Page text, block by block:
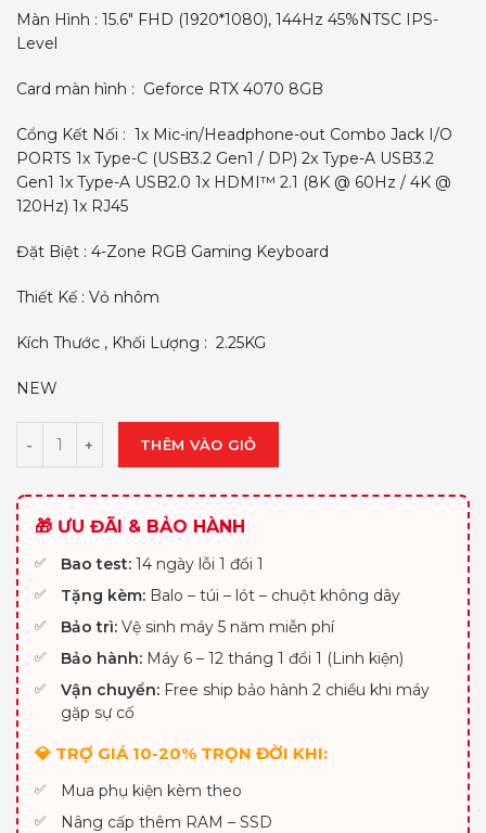
Màn Hình : 15.6″ FHD (1920*1080), 144Hz 45%NTSC IPS-
Level
Card màn hình : Geforce RTX 4070 8GB
Cổng Kết Nối : 1x Mic-in/Headphone-out Combo Jack I/O
PORTS 1x Type-C (USB3.2 Gen1 / DP) 2x Type-A USB3.2
Gen1 1x Type-A USB2.0 1x HDMI™ 2.1 (8K @ 60Hz / 4K @
120Hz) 1x RJ45
Đặt Biệt : 4-Zone RGB Gaming Keyboard
Thiết Kế : Vỏ nhôm
Kích Thước , Khối Lượng : 2.25KG
NEW
THÊM VÀO GIỎ
🎁 ƯU ĐÃI & BẢO HÀNH
Bao test: 14 ngày lỗi 1 đổi 1
Tặng kèm: Balo – túi – lót – chuột không dây
Bảo trì: Vệ sinh máy 5 năm miễn phí
Bảo hành: Máy 6 – 12 tháng 1 đổi 1 (Linh kiện)
Vận chuyển: Free ship bảo hành 2 chiều khi máy
gặp sự cố
💎 TRỢ GIÁ 10-20% TRỌN ĐỜI KHI:
Mua phụ kiện kèm theo
Nâng cấp thêm RAM – SSD